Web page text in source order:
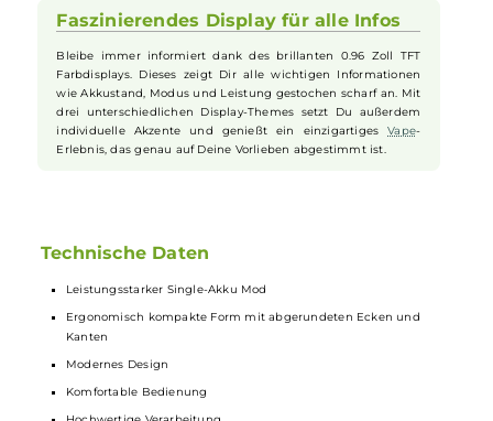
Intuitive Bedienung mit cleverem
System
Die Bedienung des Vaporesso Gen Se Mod könnte einfacher
nicht sein. Mit dem ergonomischen Feuertaster und den +/-
Tasten hast Du alle Funktionen schnell im Griff. Der clevere
Lock-Switch sorgt dafür, dass Deine Einstellungen sicher sind
Bleibe immer informiert dank des brillanten 0.96 Zoll TFT
Farbdisplays. Dieses zeigt Dir alle wichtigen Informationen
drei unterschiedlichen Display-Themes setzt Du außerdem
individuelle Akzente und genießt ein einzigartiges
Erlebnis, das genau auf Deine Vorlieben abgestimmt ist.